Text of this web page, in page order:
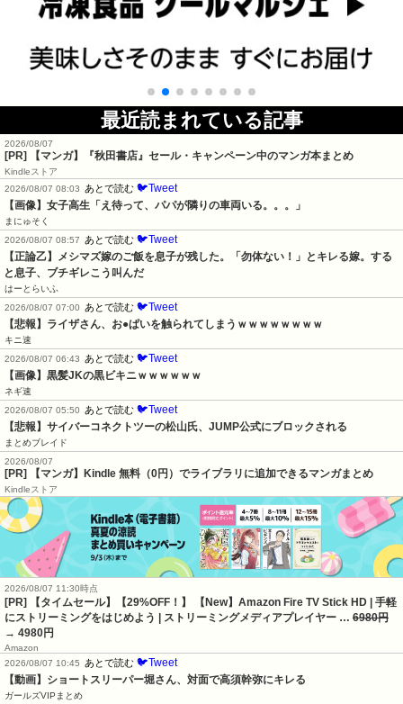
最近読まれている記事
2026/08/07
[PR] 【マンガ】『秋田書店』セール・キャンペーン中のマンガ本まとめ
Kindleストア
2026/08/07 08:03
あとで読む 🐦Tweet
【画像】女子高生「え待って、パパが隣りの車両いる。。。」
まにゅそく
2026/08/07 08:57
あとで読む 🐦Tweet
【正論乙】メシマズ嫁のご飯を息子が残した。「勿体ない！」とキレる嫁。する
と息子、ブチギレこう叫んだ
はーとらいふ
2026/08/07 07:00
あとで読む 🐦Tweet
【悲報】ライザさん、お●ぱいを触られてしまうｗｗｗｗｗｗｗｗ
キニ速
2026/08/07 06:43
あとで読む 🐦Tweet
【画像】黒髪JKの黒ビキニｗｗｗｗｗｗ
ネギ速
2026/08/07 05:50
あとで読む 🐦Tweet
【悲報】サイバーコネクトツーの松山氏、JUMP公式にブロックされる
まとめブレイド
2026/08/07
[PR] 【マンガ】Kindle 無料（0円）でライブラリに追加できるマンガまとめ
Kindleストア
2026/08/07 11:30時点
[PR] 【タイムセール】【29%OFF！】 【New】Amazon Fire TV Stick HD | 手軽
にストリーミングをはじめよう | ストリーミングメディアプレイヤー … 6980円
→ 4980円
Amazon
2026/08/07 10:45
あとで読む 🐦Tweet
【動画】ショートスリーパー堀さん、対面で高須幹弥にキレる
ガールズVIPまとめ